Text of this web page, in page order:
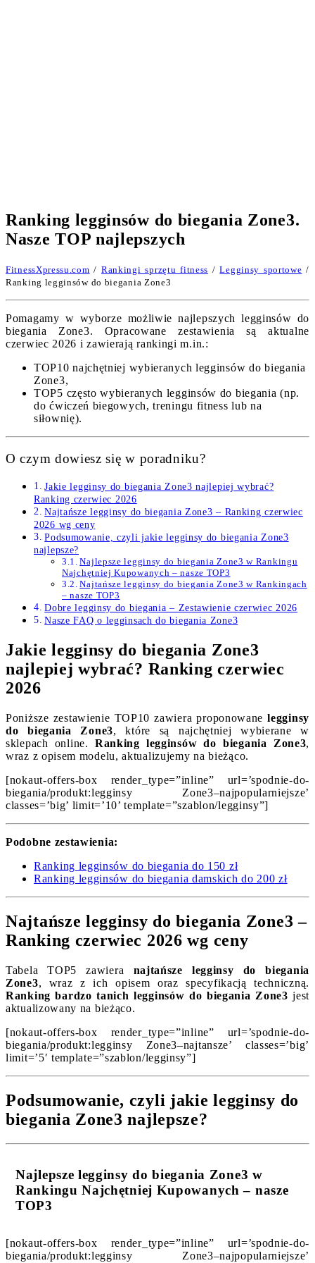
Ranking legginsów do biegania Zone3.
Nasze TOP najlepszych
FitnessXpressu.com / Rankingi sprzętu fitness /Legginsy sportowe /
Ranking legginsów do biegania Zone3
Pomagamy w wyborze możliwie najlepszych legginsów do
biegania Zone3. Opracowane zestawienia są aktualne
czerwiec 2026 i zawierają rankingi m.in.:
TOP10 najchętniej wybieranych legginsów do biegania
Zone3,
TOP5 często wybieranych legginsów do biegania (np.
do ćwiczeń biegowych, treningu fitness lub na
siłownię).
O czym dowiesz się w poradniku?
Jakie legginsy do biegania Zone3 najlepiej wybrać?
Ranking czerwiec 2026
Najtańsze legginsy do biegania Zone3 – Ranking czerwiec
2026 wg ceny
Podsumowanie, czyli jakie legginsy do biegania Zone3
najlepsze?
Najlepsze legginsy do biegania Zone3 w Rankingu
Najchętniej Kupowanych – nasze TOP3
Najtańsze legginsy do biegania Zone3 w Rankingach
– nasze TOP3
Dobre legginsy do biegania – Zestawienie czerwiec 2026
Nasze FAQ o legginsach do biegania Zone3
Jakie legginsy do biegania Zone3
najlepiej wybrać? Ranking czerwiec
2026
Poniższe zestawienie TOP10 zawiera proponowanelegginsy
do biegania Zone3, które są najchętniej wybierane w
sklepach online. Ranking legginsów do biegania Zone3,
wraz z opisem modelu, aktualizujemy na bieżąco.
[nokaut-offers-box render_type=”inline” url=’spodnie-do-
biegania/produkt:legginsy Zone3–najpopularniejsze’
classes=’big’ limit=’10’ template=”szablon/legginsy”]
Podobne zestawienia:
Ranking legginsów do biegania do 150 zł
Ranking legginsów do biegania damskich do 200 zł
Najtańsze legginsy do biegania Zone3 –
Ranking czerwiec 2026 wg ceny
Tabela TOP5 zawiera najtańsze legginsy do biegania
Zone3, wraz z ich opisem oraz specyfikacją techniczną.
Ranking bardzo tanich legginsów do biegania Zone3 jest
aktualizowany na bieżąco.
[nokaut-offers-box render_type=”inline” url=’spodnie-do-
biegania/produkt:legginsy Zone3–najtansze’ classes=’big’
limit=’5′ template=”szablon/legginsy”]
Podsumowanie, czyli jakie legginsy do
biegania Zone3 najlepsze?
Najlepsze legginsy do biegania Zone3 w
Rankingu Najchętniej Kupowanych – nasze
TOP3
[nokaut-offers-box render_type=”inline” url=’spodnie-do-
biegania/produkt:legginsy Zone3–najpopularniejsze’